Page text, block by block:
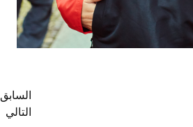
السابق
التالي